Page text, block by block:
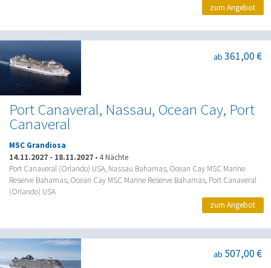
zum Angebot
Port Canaveral, Nassau, Ocean Cay, Port
Canaveral
ab 361,00 €
MSC Grandiosa
14.11.2027 - 18.11.2027 •4 Nächte
Port Canaveral (Orlando) USA, Nassau Bahamas, Ocean Cay MSC Marine
Reserve Bahamas, Ocean Cay MSC Marine Reserve Bahamas, Port Canaveral
(Orlando) USA
zum Angebot
ab 507,00 €